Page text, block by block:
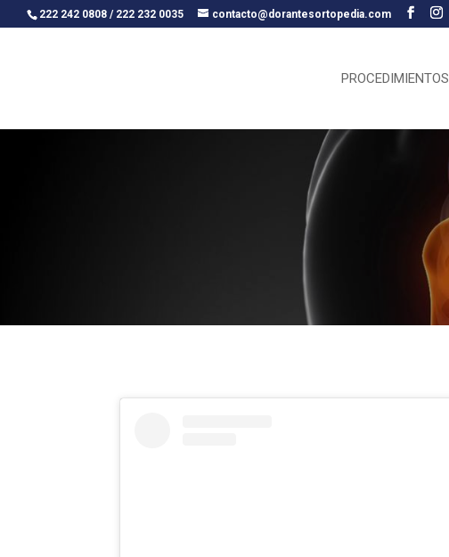
222 242 0808 / 222 232 0035 contacto@dorantesortopedia.com
PROCEDIMIENTOS